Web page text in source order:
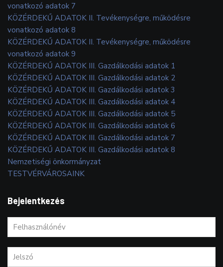
vonatkozó adatok 7
KÖZÉRDEKŰ ADATOK II. Tevékenységre, működésre
vonatkozó adatok 8
KÖZÉRDEKŰ ADATOK II. Tevékenységre, működésre
vonatkozó adatok 9
KÖZÉRDEKŰ ADATOK III. Gazdálkodási adatok 1
KÖZÉRDEKŰ ADATOK III. Gazdálkodási adatok 2
KÖZÉRDEKŰ ADATOK III. Gazdálkodási adatok 3
KÖZÉRDEKŰ ADATOK III. Gazdálkodási adatok 4
KÖZÉRDEKŰ ADATOK III. Gazdálkodási adatok 5
KÖZÉRDEKŰ ADATOK III. Gazdálkodási adatok 6
KÖZÉRDEKŰ ADATOK III. Gazdálkodási adatok 7
KÖZÉRDEKŰ ADATOK III. Gazdálkodási adatok 8
Nemzetiségi önkormányzat
TESTVÉRVÁROSAINK
Bejelentkezés